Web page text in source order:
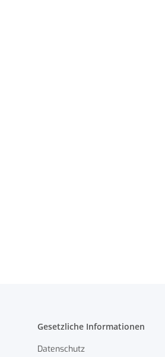
Gesetzliche Informationen
Datenschutz